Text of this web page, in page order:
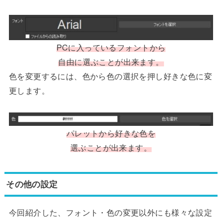
PCに入っているフォントから
自由に選ぶことが出来ます。
色を変更するには、色から色の選択を押し好きな色に変
更します。
パレットから好きな色を
選ぶことが出来ます。
その他の設定
今回紹介した、フォント・色の変更以外にも様々な設定